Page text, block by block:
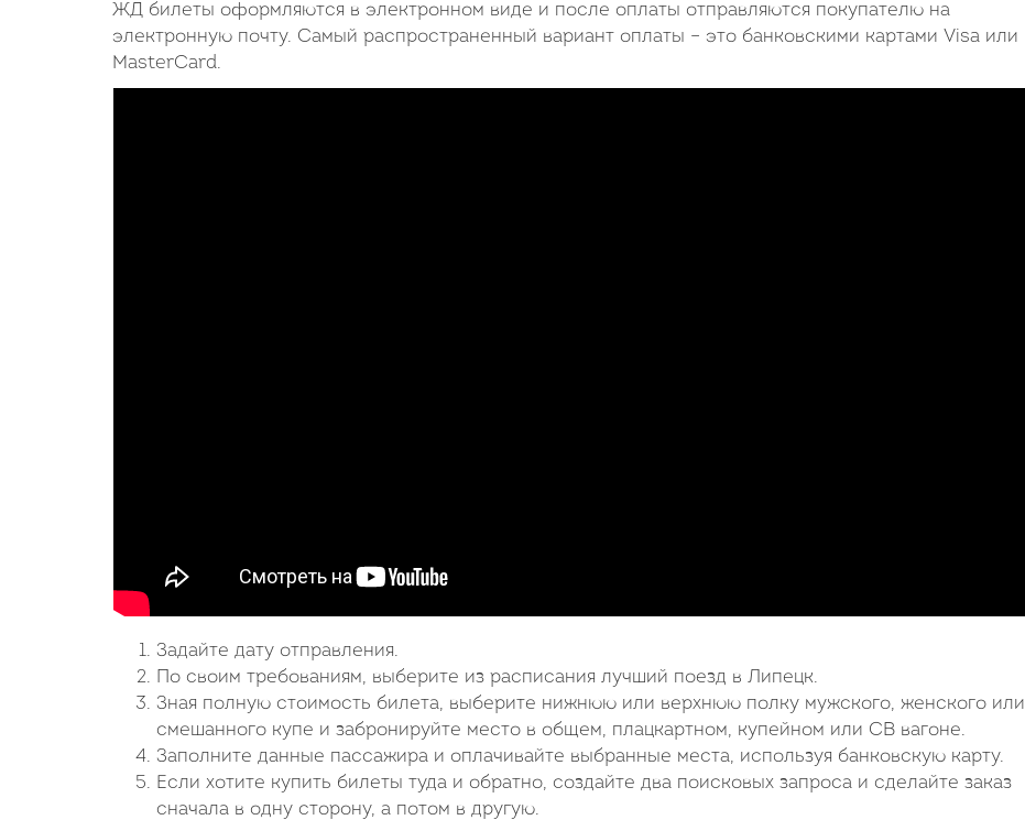
ЖД билеты оформляются в электронном виде и после оплаты отправляются покупателю на
электронную почту. Самый распространенный вариант оплаты – это банковскими картами Visa или
MasterCard.
Задайте дату отправления.
По своим требованиям, выберите из расписания лучший поезд в Липецк.
Зная полную стоимость билета, выберите нижнюю или верхнюю полку мужского, женского или
смешанного купе и забронируйте место в общем, плацкартном, купейном или СВ вагоне.
Заполните данные пассажира и оплачивайте выбранные места, используя банковскую карту.
Если хотите купить билеты туда и обратно, создайте два поисковых запроса и сделайте заказ
сначала в одну сторону, а потом в другую.